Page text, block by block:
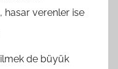
hasar verenler ise
de büyük